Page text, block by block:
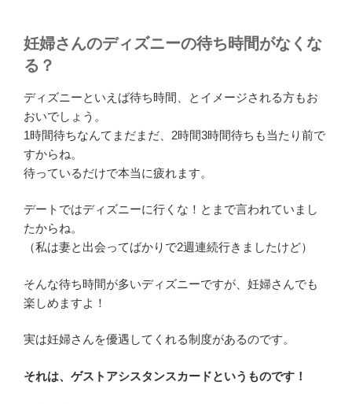
妊婦さんのディズニーの待ち時間がなくな
る？
ディズニーといえば待ち時間、とイメージされる方もお
おいでしょう。
1時間待ちなんてまだまだ、2時間3時間待ちも当たり前で
すからね。
待っているだけで本当に疲れます。
デートではディズニーに行くな！とまで言われていまし
たからね。
（私は妻と出会ってばかりで2週連続行きましたけど）
そんな待ち時間が多いディズニーですが、妊婦さんでも
楽しめますよ！
実は妊婦さんを優遇してくれる制度があるのです。
それは、ゲストアシスタンスカードというものです！